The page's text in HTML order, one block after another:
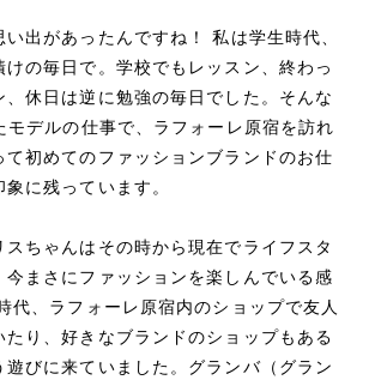
出があったんですね！ 私は学生時代、
けの毎日で。学校でもレッスン、終わっ
、休日は逆に勉強の毎日でした。そんな
モデルの仕事で、ラフォーレ原宿を訪れ
て初めてのファッションブランドのお仕
に残っています。
スちゃんはその時から現在でライフスタ
今まさにファッションを楽しんでいる感
代、ラフォーレ原宿内のショップで友人
たり、好きなブランドのショップもある
遊びに来ていました。グランバ（グラン